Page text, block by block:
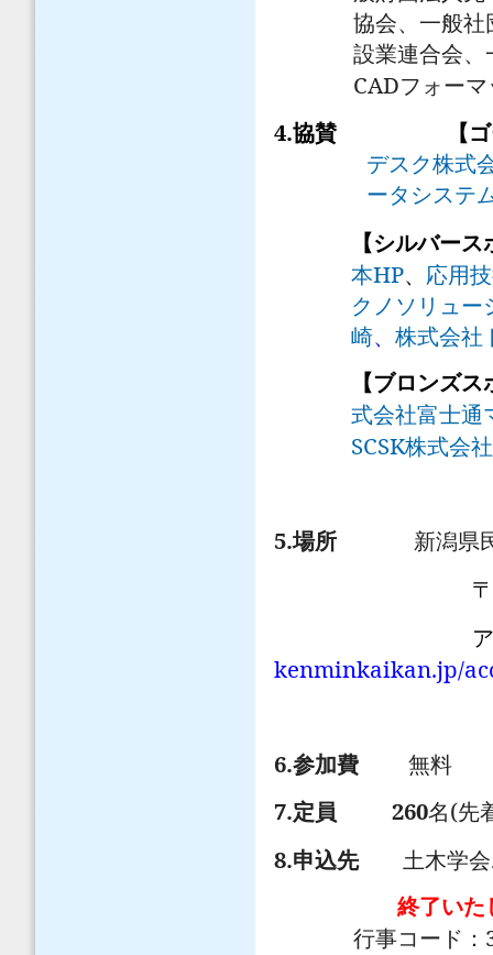
協会、一般社
設業連合会、
CADフォー
4.協賛
【
デスク株式
ータシステ
【シルバー
本HP、 応用
クノソリュー
崎、 株式会社
【ブロンズ
式会社富士通
SCSK株式会社
5.場所
新潟県
〒
アクセ
kenminkaikan.jp/
6.参加費 無料
7.定員 260名(先
8.申込先
土木学
終了いた
行事コード：